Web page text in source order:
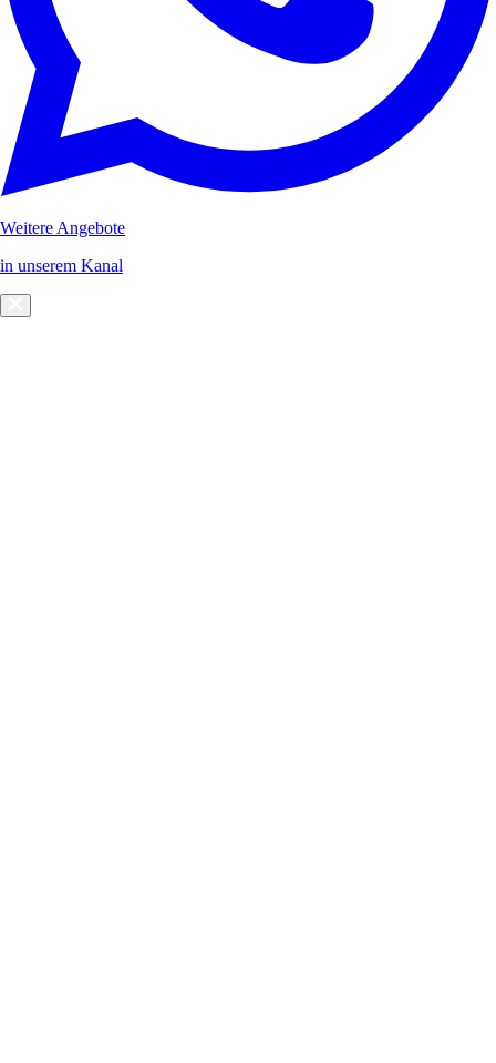
Weitere Angebote
in unserem Kanal